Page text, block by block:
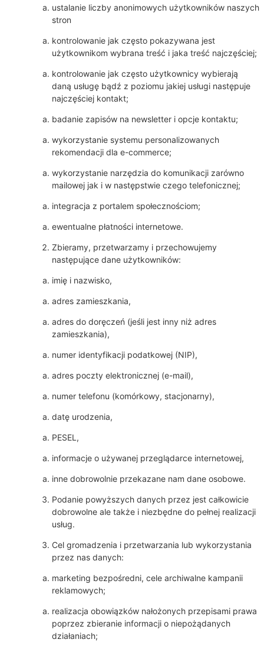
ustalanie liczby anonimowych użytkowników naszych
stron
kontrolowanie jak często pokazywana jest
użytkownikom wybrana treść i jaka treść najczęściej;
kontrolowanie jak często użytkownicy wybierają
daną usługę bądź z poziomu jakiej usługi następuje
najczęściej kontakt;
badanie zapisów na newsletter i opcje kontaktu;
wykorzystanie systemu personalizowanych
rekomendacji dla e-commerce;
wykorzystanie narzędzia do komunikacji zarówno
mailowej jak i w następstwie czego telefonicznej;
integracja z portalem społecznościom;
ewentualne płatności internetowe.
Zbieramy, przetwarzamy i przechowujemy
następujące dane użytkowników:
imię i nazwisko,
adres zamieszkania,
adres do doręczeń (jeśli jest inny niż adres
zamieszkania),
numer identyfikacji podatkowej (NIP),
adres poczty elektronicznej (e-mail),
numer telefonu (komórkowy, stacjonarny),
datę urodzenia,
PESEL,
informacje o używanej przeglądarce internetowej,
inne dobrowolnie przekazane nam dane osobowe.
Podanie powyższych danych przez jest całkowicie
dobrowolne ale także i niezbędne do pełnej realizacji
usług.
Cel gromadzenia i przetwarzania lub wykorzystania
przez nas danych:
marketing bezpośredni, cele archiwalne kampanii
reklamowych;
realizacja obowiązków nałożonych przepisami prawa
poprzez zbieranie informacji o niepożądanych
działaniach;